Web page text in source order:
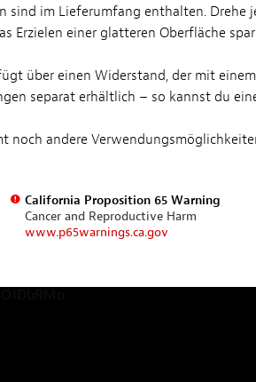
sind im Lieferumfang enthalten. Drehe
Erzielen einer glatteren Oberfläche
über einen Widerstand, der mit
separat erhältlich – so kannst du
noch andere
California Proposition 65 Warning
Cancer and Reproductive Harm
www.p65warnings.ca.gov